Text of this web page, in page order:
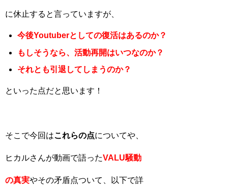
に休止する と言っていますが、
今後Youtuberと しての復活はあるのか？
もしそうなら、活動再開はいつなのか？
それとも引退してしまうのか？
といった点だと思います！
そこで今回はこれらの点についてや、
ヒカルさんが動画で語ったVALU騒動
の真実やその矛盾点ついて、以下で詳